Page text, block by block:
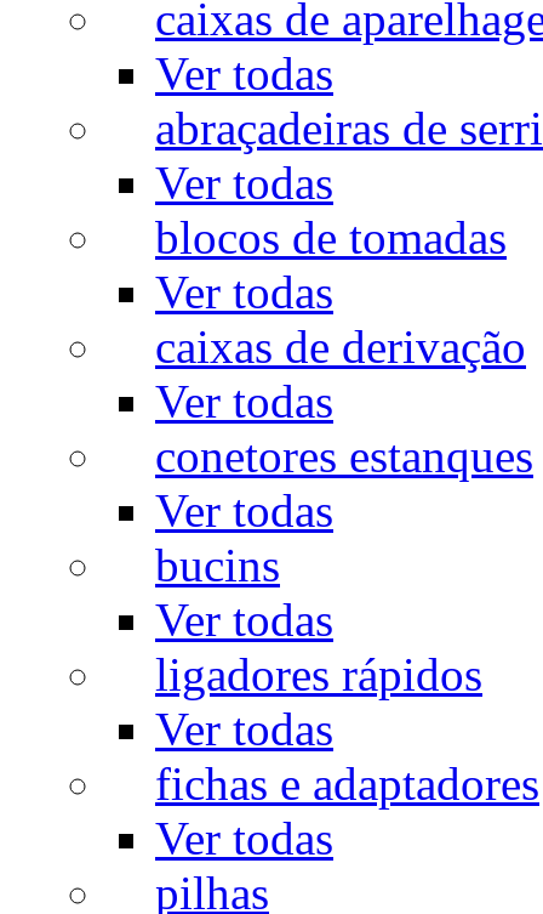
caixas de
Ver todas
abraçadeiras de
Ver todas
blocos de tomadas
Ver todas
caixas de derivação
Ver todas
conetores estanques
Ver todas
bucins
Ver todas
ligadores rápidos
Ver todas
fichas e adaptadores
Ver todas
pilhas